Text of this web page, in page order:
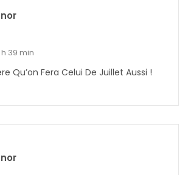
h 39 min
Qu’on Fera Celui De Juillet Aussi !